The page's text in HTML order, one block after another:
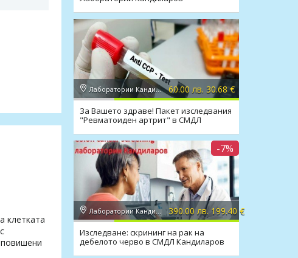
клетката
Лаборатории Кандиларов 60.00 лв. 30.68 €
За Вашето здраве! Пакет изследвания
"Ревматоиден артрит" в СМДЛ
-7%
Лаборатории Кандиларов 390.00 лв. 199.40 €
Изследване: скрининг на рак на
дебелото черво в СМДЛ Кандиларов